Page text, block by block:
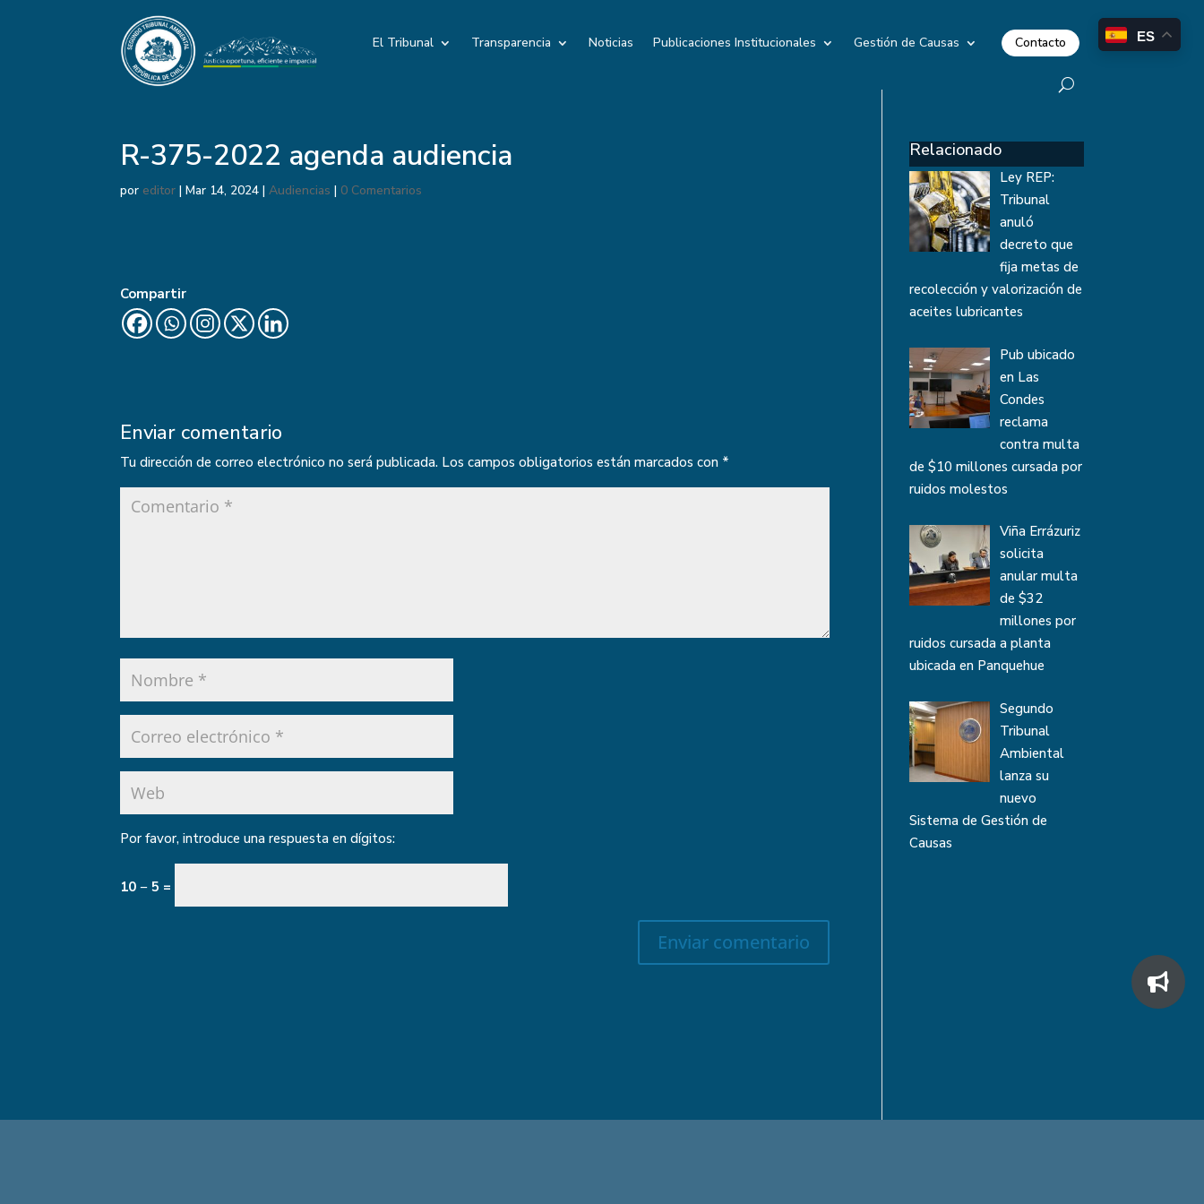
El Tribunal Transparencia Noticias Publicaciones Institucionales Gestión de Causas Contacto
R-375-2022 agenda audiencia
por editor |Mar 14, 2024 |Audiencias | 0 Comentarios
Compartir
Enviar comentario
Tu dirección de correo electrónico no será publicada. Los campos obligatorios están marcados con *
Por favor, introduce una respuesta en dígitos:
10 − 5 =
Relacionado
Ley REP:
Tribunal
anuló
decreto que
fija metas de
recolección y valorización de
aceites lubricantes
Pub ubicado
en Las
Condes
reclama
contra multa
de $10 millones cursada por
ruidos molestos
Viña Errázuriz
solicita
anular multa
de $32
millones por
ruidos cursada a planta
ubicada en Panquehue
Segundo
Tribunal
Ambiental
lanza su
nuevo
Sistema de Gestión de
Causas
ES